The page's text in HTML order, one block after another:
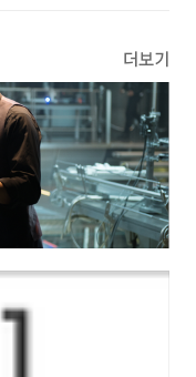
더보기